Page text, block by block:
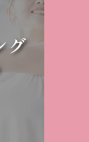
グ